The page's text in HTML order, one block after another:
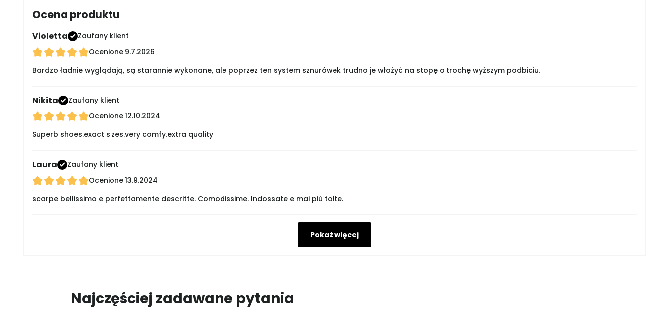
Ocena produktu
Violetta
Zaufany klient
Ocenione 9.7.2026
Bardzo ładnie wyglądają, są starannie wykonane, ale poprzez ten system sznurówek trudno je włożyć na stopę o trochę wyższym podbiciu.
Nikita
Zaufany klient
Ocenione12.10.2024
Superb shoes.exact sizes.very comfy.extra quality
Laura
Zaufany klient
Ocenione13.9.2024
scarpe bellissimo e perfettamente descritte. Comodissime. Indossate e mai più tolte.
Pokaż więcej
Najczęściej zadawane pytania